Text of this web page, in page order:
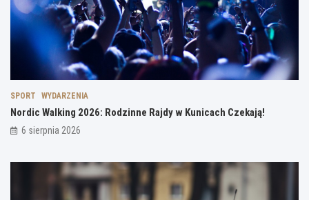
SPORT WYDARZENIA
Nordic Walking 2026: Rodzinne Rajdy w Kunicach Czekają!
6 sierpnia 2026